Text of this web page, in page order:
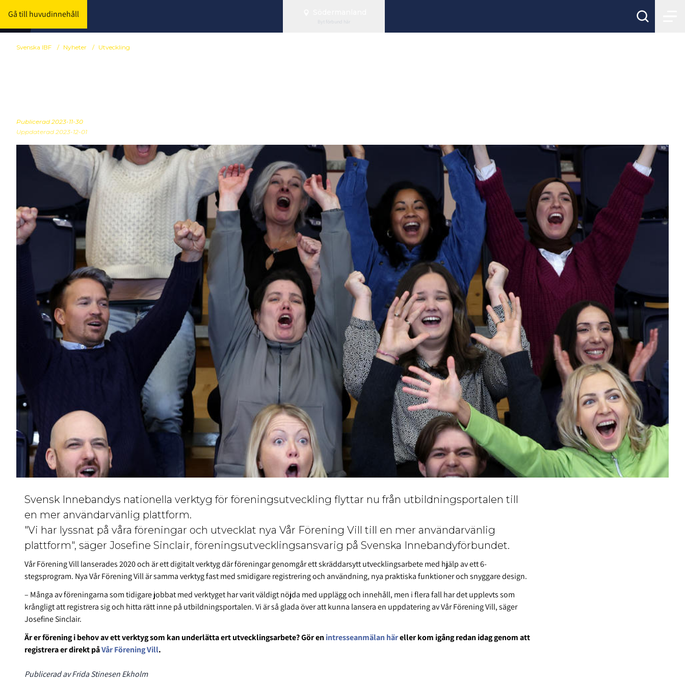
Gå till huvudinnehåll
Byt förbund här
Svenska IBF / Nyheter / Utveckling
Publicerad 2023-11-30
Uppdaterad 2023-12-01
Svensk Innebandys nationella verktyg för föreningsutveckling flyttar nu från utbildningsportalen till
en mer användarvänlig plattform.
"Vi har lyssnat på våra föreningar och utvecklat nya Vår Förening Vill till en mer användarvänlig
plattform", säger Josefine Sinclair, föreningsutvecklingsansvarig på Svenska Innebandyförbundet.
Vår Förening Vill lanserades 2020 och är ett digitalt verktyg där föreningar genomgår ett skräddarsytt utvecklingsarbete med hjälp av ett 6-
stegsprogram. Nya Vår Förening Vill är samma verktyg fast med smidigare registrering och användning, nya praktiska funktioner och snyggare design.
– Många av föreningarna som tidigare jobbat med verktyget har varit väldigt nöjda med upplägg och innehåll, men i flera fall har det upplevts som
krångligt att registrera sig och hitta rätt inne på utbildningsportalen. Vi är så glada över att kunna lansera en uppdatering av Vår Förening Vill, säger
Josefine Sinclair.
Är er förening i behov av ett verktyg som kan underlätta ert utvecklingsarbete? Gör enintresseanmälan häreller kom igång redan idag genom att
registrera er direkt påVår Förening Vill.
Publicerad av Frida Stinesen Ekholm